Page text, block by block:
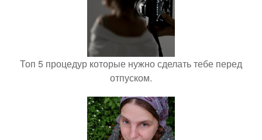
Топ 5 процедур которые нужно сделать тебе перед
отпуском.